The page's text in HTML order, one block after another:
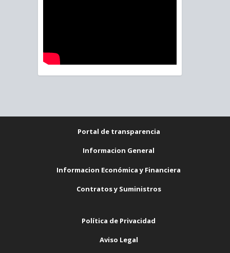
Portal de transparencia
Informacion General
Informacion Económica y Financiera
Contratos y Suministros
Política de Privacidad
Aviso Legal